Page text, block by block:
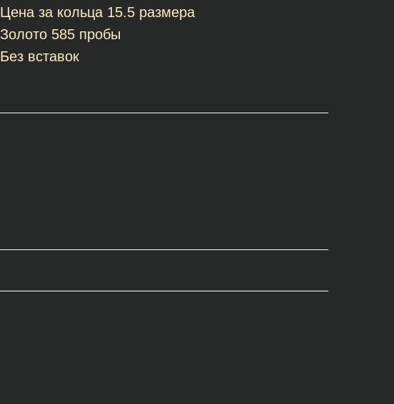
Цена за кольца 15.5 размера
Золото 585 пробы
Без вставок